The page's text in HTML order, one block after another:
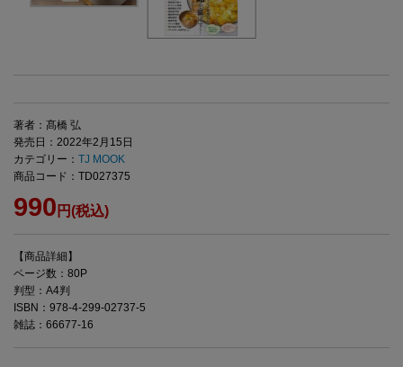
著者：髙橋 弘
発売日：2022年2月15日
カテゴリー： TJ MOOK
商品コード：TD027375
990 円(税込)
【商品詳細】
ページ数：80P
判型：A4判
ISBN：978-4-299-02737-5
雑誌：66677-16